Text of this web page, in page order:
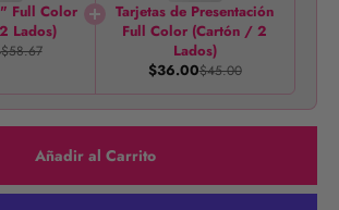
Full Color
Lados)
$58.67
Tarjetas de Presentación
Full Color (Cartón / 2
Lados)
$36.00$45.00
Añadir al Carrito